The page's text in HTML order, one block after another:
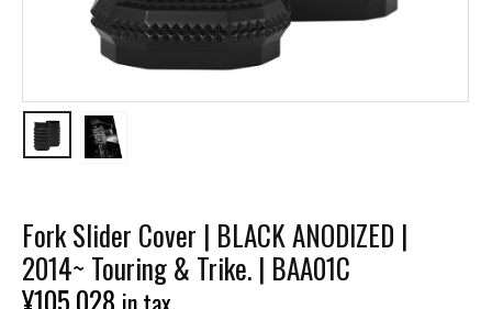
Fork Slider Cover | BLACK ANODIZED |
2014~ Touring & Trike. | BAA01C
¥105,028